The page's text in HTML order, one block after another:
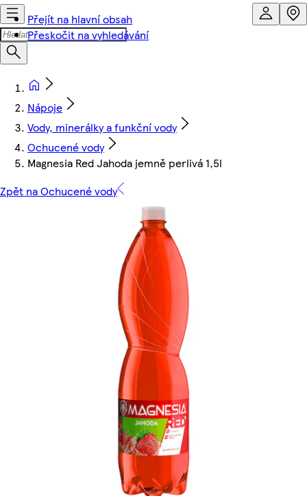
Přejít na hlavní obsah
Přeskočit na vyhledávání
Nápoje
Vody, minerálky a funkční vody
Ochucené vody
Magnesia Red Jahoda jemně perlivá 1,5l
Zpět na Ochucené vody